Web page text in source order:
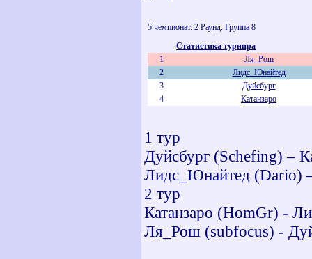
5 чемпионат. 2 Раунд. Группа 8
Статистика турнира
1
Ля_Рош
2
Лидс_Юнайтед
3
Дуйсбург
4
Катанзаро
1 тур
Дуйсбург (Schefing) –
Лидс_Юнайтед (Dario)
2 тур
Катанзаро (HomGr) -
Ля_Рош (subfocus) -